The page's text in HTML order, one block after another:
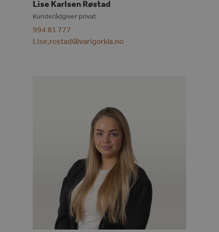
Lise Karlsen Røstad
Kunderådgiver privat
994 81 777
Lise.rostad@varigorkla.no